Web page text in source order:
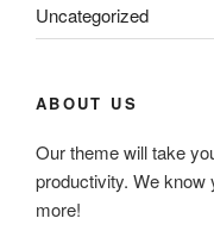
Uncategorized
ABOUT US
Our theme will take
productivity. We know
more!